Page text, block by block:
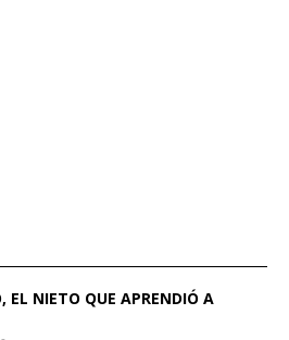
EL NIETO QUE APRENDIÓ A